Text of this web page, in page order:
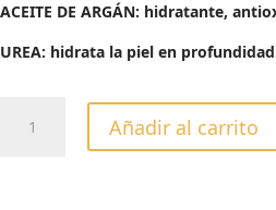
ACEITE DE ARGÁN: hidratante,
UREA: hidrata la piel en
TRATAMIENTO
HIDRATANTE
Añadir al carrito